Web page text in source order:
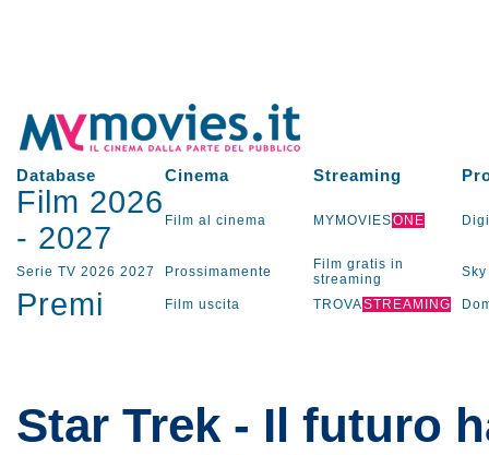
Database Cinema Streaming
Film 2026
- 2027 Film al cinema MYMOVIESONE
Serie TV 2026 2027 Prossimamente
Film gratis in
streaming
Sky
Premi Film uscita TROVASTREAMING
Star Trek - Il futuro